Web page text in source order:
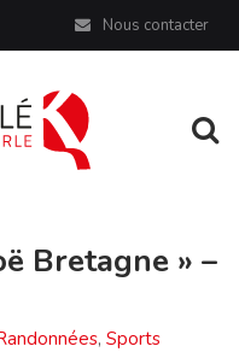
Nous contacter
Bretagne » –
, Sports